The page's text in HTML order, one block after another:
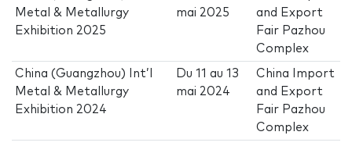
Metal & Metallurgy
Exhibition 2025
mai 2025
and Export
Fair Pazhou
Complex
China (Guangzhou) Int’l
Metal & Metallurgy
Exhibition 2024
Du11 au13
mai 2024
China Import
and Export
Fair Pazhou
Complex